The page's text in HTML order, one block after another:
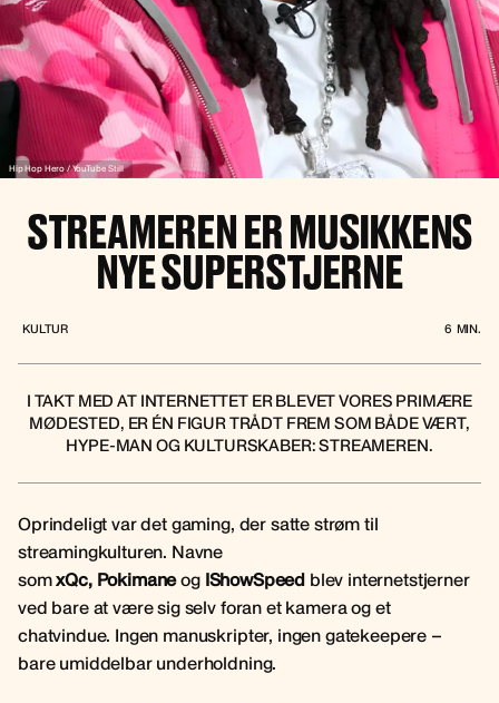
Hip Hop Hero / YouTube Still
STREAMEREN ER MUSIKKENS
NYE SUPERSTJERNE
KULTUR 6 MIN.
I TAKT MED AT INTERNETTET ER BLEVET VORES PRIMÆRE
MØDESTED, ER ÉN FIGUR TRÅDT FREM SOM BÅDE VÆRT,
HYPE-MAN OG KULTURSKABER: STREAMEREN.
Oprindeligt var det gaming, der satte strøm til
streamingkulturen. Navne
somxQc, Pokimaneog IShowSpeed blev internetstjerner
ved bare at være sig selv foran et kamera og et
chatvindue. Ingen manuskripter, ingen gatekeepere –
bare umiddelbar underholdning.